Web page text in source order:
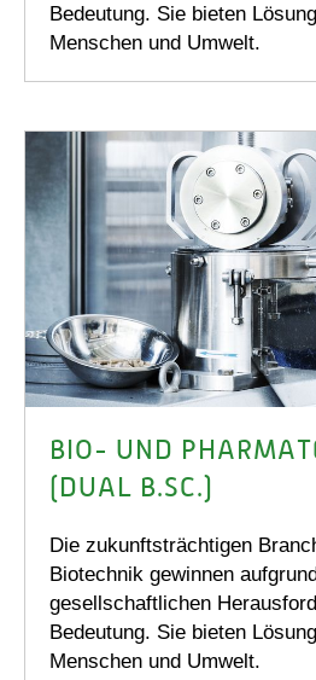
Bedeutung. Sie bieten
Menschen und Umwelt.
BIO- UND
(DUAL B.SC.)
Die zukunftsträchtigen
Biotechnik gewinnen
gesellschaftlichen
Bedeutung. Sie bieten
Menschen und Umwelt.